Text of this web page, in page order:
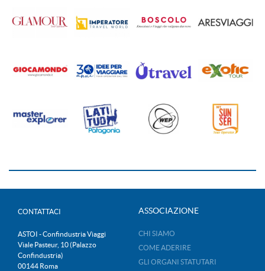
CONTATTACI
ASTOI - Confindustria Viaggi
Viale Pasteur, 10 (Palazzo
Confindustria)
00144 Roma
ASSOCIAZIONE
CHI SIAMO
COME ADERIRE
GLI ORGANI STATUTARI